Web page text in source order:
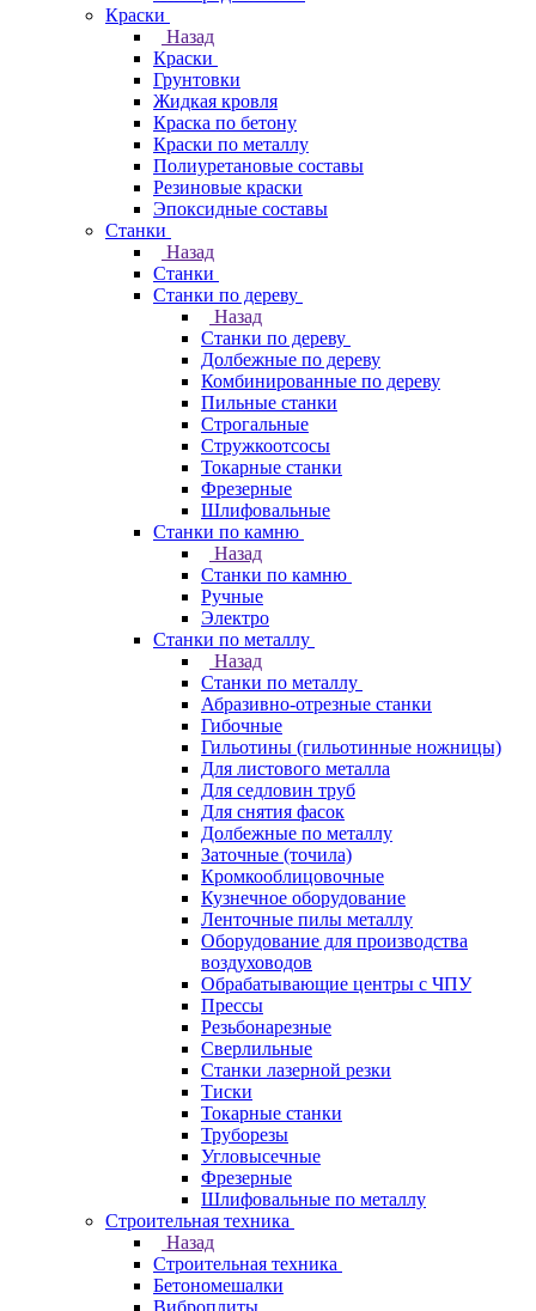
Краски
Назад
Краски
Грунтовки
Жидкая кровля
Краска по бетону
Краски по металлу
Полиуретановые составы
Резиновые краски
Эпоксидные составы
Станки
Назад
Станки
Станки по дереву
Назад
Станки по дереву
Долбежные по дереву
Комбинированные по дереву
Пильные станки
Строгальные
Стружкоотсосы
Токарные станки
Фрезерные
Шлифовальные
Станки по камню
Назад
Станки по камню
Ручные
Электро
Станки по металлу
Назад
Станки по металлу
Абразивно-отрезные станки
Гибочные
Гильотины (гильотинные ножницы)
Для листового металла
Для седловин труб
Для снятия фасок
Долбежные по металлу
Заточные (точила)
Кромкооблицовочные
Кузнечное оборудование
Ленточные пилы металлу
Оборудование для производства
воздуховодов
Обрабатывающие центры с ЧПУ
Прессы
Резьбонарезные
Сверлильные
Станки лазерной резки
Тиски
Токарные станки
Труборезы
Угловысечные
Фрезерные
Шлифовальные по металлу
Строительная техника
Назад
Строительная техника
Бетономешалки
Виброплиты